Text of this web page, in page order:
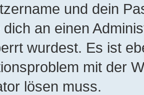
und dein
dich an einen
wurdest. Es ist
mit der
lösen muss.